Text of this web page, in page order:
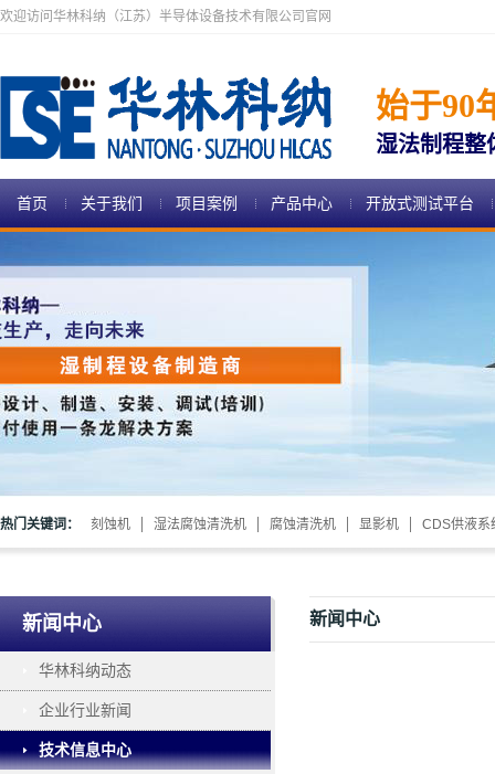
欢迎访问华林科纳（江苏）半导体设备技术有限公司官网
始于90
湿法制程整
首页 关于我们 项目案例 产品中心 开放式测试平台
热门关键词： 刻蚀机 湿法腐蚀清洗机 腐蚀清洗机 显影机 CDS供液系
新闻中心
华林科纳动态
企业行业新闻
技术信息中心
新闻中心